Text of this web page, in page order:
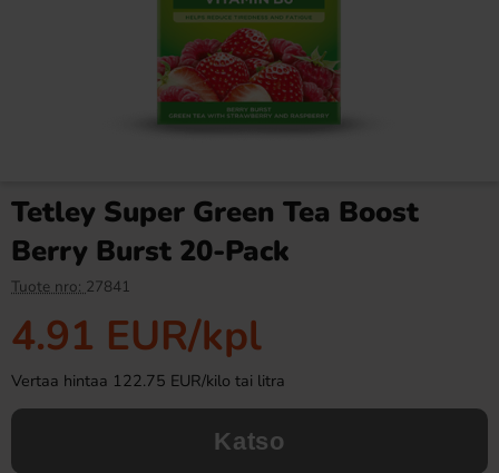
Ronny & Ragge Buttcracker
Osta
Tetley Super Green Tea Boost
Berry Burst 20-Pack
Tuote nro: 27841
4.91 EUR/kpl
Vertaa hintaa 122.75 EUR/kilo tai litra
Katso